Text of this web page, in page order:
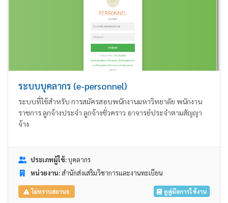
ระบบบุคลากร (e-personnel)
ระบบที่ใช้สำหรับ การสมัครสอบพนักงานมหาวิทยาลัย พนักงาน
ราชการ ลูกจ้างประจำ ลูกจ้างชั่วคราว อาจารย์ประจำตามสัญญา
จ้าง
ประเภทผู้ใช้:บุคลากร
หน่วยงาน:สำนักส่งเสริมวิชาการและงานทะเบียน
ไม่ทราบสถานะ ดูคู่มือการใช้งาน